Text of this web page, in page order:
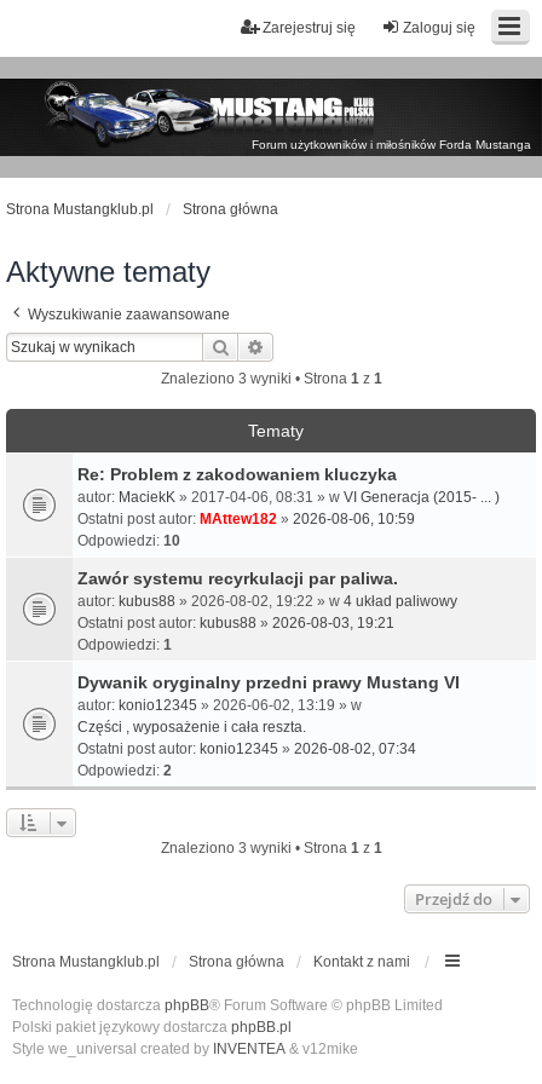
Zaloguj się
Zarejestruj się
Forum użytkowników i miłośników Forda Mustanga
Strona Mustangklub.pl Strona główna
Aktywne tematy
Wyszukiwanie zaawansowane
Szukaj
Znaleziono 3 wyniki • Strona 1z 1
Tematy
Re: Problem z zakodowaniem kluczyka
autor: MaciekK » 2017-04-06, 08:31 » w VI Generacja (2015- ... )
Ostatni post autor: MAttew182 » 2026-08-06, 10:59
Odpowiedzi: 10
Zawór systemu recyrkulacji par paliwa.
autor: kubus88 » 2026-08-02, 19:22 » w 4 układ paliwowy
Ostatni post autor: kubus88 » 2026-08-03, 19:21
Odpowiedzi: 1
Dywanik oryginalny przedni prawy Mustang VI
autor: konio12345 » 2026-06-02, 13:19 » w
Części , wyposażenie i cała reszta.
Ostatni post autor: konio12345 » 2026-08-02, 07:34
Odpowiedzi: 2
Znaleziono 3 wyniki • Strona 1z 1
Przejdź do
Strona Mustangklub.pl Strona główna Kontakt z nami
Technologię dostarcza phpBB® Forum Software © phpBB Limited
Polski pakiet językowy dostarcza phpBB.pl
Style we_universal created by INVENTEA & v12mike